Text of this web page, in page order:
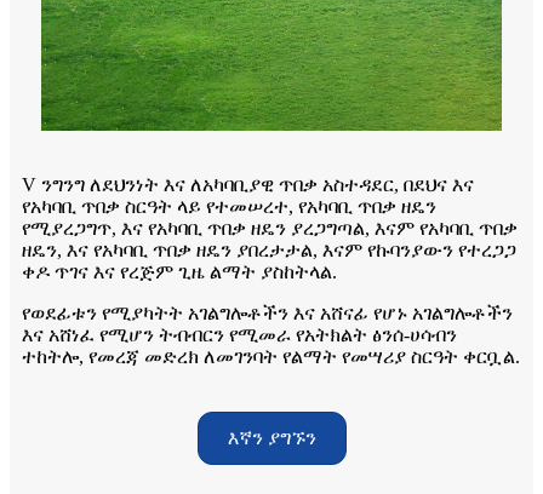
V ንግንግ ለደህንነት እና ለአካባቢያዊ ጥበቃ አስተዳደር, በደህና እና
የአካባቢ ጥበቃ ስርዓት ላይ የተመሠረተ, የአካባቢ ጥበቃ ዘዴን
የሚያረጋግጥ, እና የአካባቢ ጥበቃ ዘዴን ያረጋግጣል, እናም የአካባቢ ጥበቃ
ዘዴን, እና የአካባቢ ጥበቃ ዘዴን ያበረታታል, እናም የኩባንያውን የተረጋጋ
ቀዶ ጥገና እና የረጅም ጊዜ ልማት ያስከትላል.
የወደፊቱን የሚያካትት አገልግሎቶችን እና አሸናፊ የሆኑ አገልግሎቶችን
እና አሸነፈ የሚሆን ትብብርን የሚመራ የአትክልት ፅንሰ-ሀሳብን
ተከትሎ, የመረጃ መድረክ ለመገንባት የልማት የመሣሪያ ስርዓት ቀርቧል.
እኛን ያግኙን